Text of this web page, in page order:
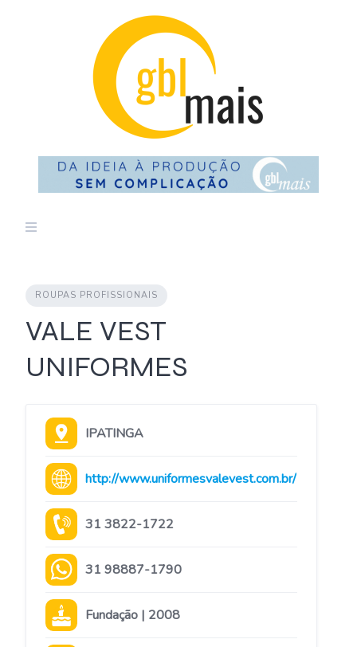
ROUPAS PROFISSIONAIS
VALE VEST
UNIFORMES
IPATINGA
http://www.uniformesvalevest.com.br/
31 3822-1722
31 98887-1790
Fundação | 2008